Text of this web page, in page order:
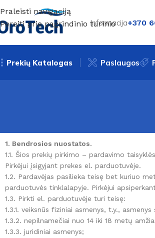
Praleisti navigaciją
Pereiti prie pagrindinio turinio
Informacija+370
Prekių Katalogas Paslaugos
1. Bendrosios nuostatos.
1.1. Šios prekių pirkimo – pardavimo
Pirkėjui įsigyjant prekes el. parduotuvėje.
1.2. Pardavėjas pasilieka teisę bet kuriuo
parduotuvės tinklalapyje. Pirkėjui
1.3. Pirkti el. parduotuvėje turi teisę:
1.3.1. veiksnūs fiziniai asmenys, t.y.,
1.3.2. nepilnamečiai nuo 14 iki 18 metų
1.3.3. juridiniai asmenys;